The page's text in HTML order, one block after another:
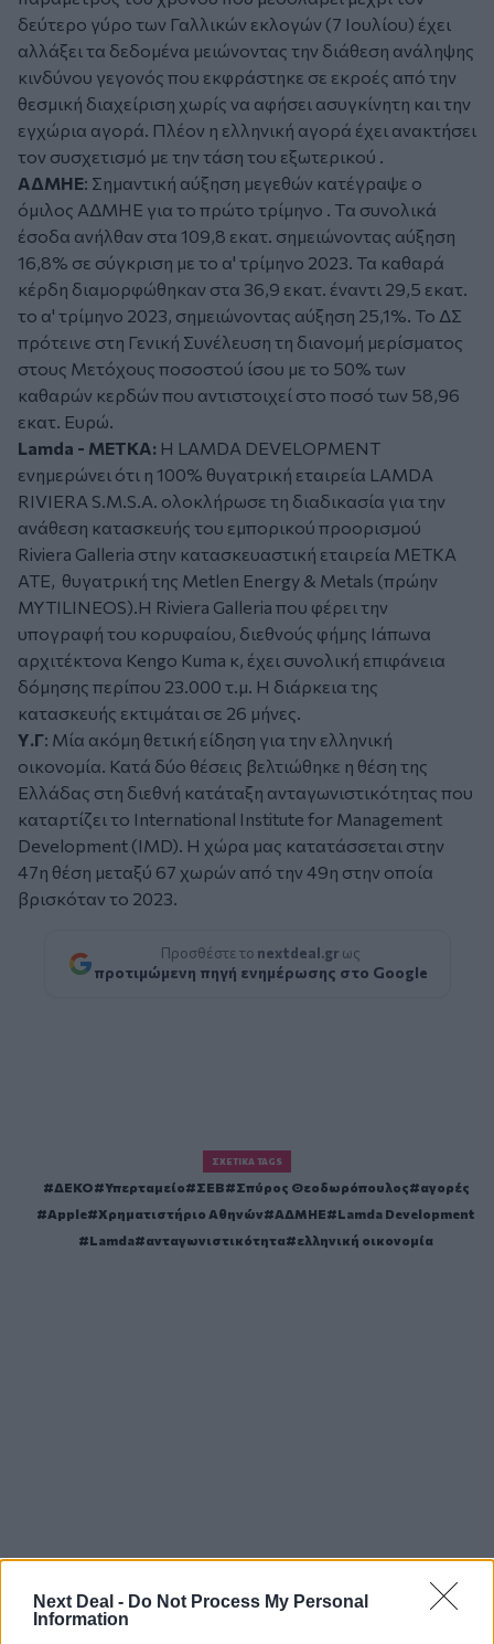
Next Deal - Do Not Process My Personal
Information
δεύτερο γύρο των Γαλλικών εκλογών (7 Ιουλίου) έχει
αλλάξει τα δεδομένα μειώνοντας την διάθεση ανάληψης
κινδύνου γεγονός που εκφράστηκε σε εκροές από την
θεσμική διαχείριση χωρίς να αφήσει ασυγκίνητη και την
εγχώρια αγορά. Πλέον η ελληνική αγορά έχει ανακτήσει
τον συσχετισμό με την τάση του εξωτερικού .
ΑΔΜΗΕ: Σημαντική αύξηση μεγεθών κατέγραψε ο
όμιλος ΑΔΜΗΕ για το πρώτο τρίμηνο . Tα συνολικά
έσοδα ανήλθαν στα 109,8 εκατ. σημειώνοντας αύξηση
16,8% σε σύγκριση με το α' τρίμηνο 2023. Τα καθαρά
κέρδη διαμορφώθηκαν στα 36,9 εκατ. έναντι 29,5 εκατ.
το α' τρίμηνο 2023, σημειώνοντας αύξηση 25,1%. Το ΔΣ
πρότεινε στη Γενική Συνέλευση τη διανομή μερίσματος
στους Μετόχους ποσοστού ίσου με το 50% των
καθαρών κερδών που αντιστοιχεί στο ποσό των 58,96
εκατ. Ευρώ.
Lamda - ΜΕΤΚΑ: Η LAMDA DEVELOPMENT
ενημερώνει ότι η 100% θυγατρική εταιρεία LAMDA
RIVIERA S.M.S.A. ολοκλήρωσε τη διαδικασία για την
ανάθεση κατασκευής του εμπορικού προορισμού
Riviera Galleria στην κατασκευαστική εταιρεία ΜΕΤΚΑ
ΑΤΕ, θυγατρική της Metlen Energy & Metals (πρώην
MYTILINEOS).Η Riviera Galleria που φέρει την
υπογραφή του κορυφαίου, διεθνούς φήμης Ιάπωνα
αρχιτέκτονα Kengo Kuma κ, έχει συνολική επιφάνεια
δόμησης περίπου 23.000 τ.μ. Η διάρκεια της
κατασκευής εκτιμάται σε 26 μήνες.
Υ.Γ: Μία ακόμη θετική είδηση για την ελληνική
οικονομία. Κατά δύο θέσεις βελτιώθηκε η θέση της
Ελλάδας στη διεθνή κατάταξη ανταγωνιστικότητας που
καταρτίζει το International Institute for Management
Development (IMD). H χώρα μας κατατάσσεται στην
47η θέση μεταξύ 67 χωρών από την 49η στην οποία
βρισκόταν το 2023.
Προσθέστε το nextdeal.gr ως
προτιμώμενη πηγή ενημέρωσης στο Google
ΣΧΕΤΙΚΆ TAGS
ΔΕΚΟ Υπερταμείο ΣΕΒ Σπύρος Θεοδωρόπουλος
αγορές
Apple
Χρηματιστήριο Αθηνών ΑΔΜΗΕ
Lamda Development
Lamda
ανταγωνιστικότητα ελληνική οικονομία